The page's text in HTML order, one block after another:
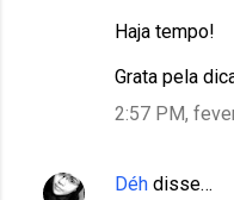
Haja tempo!
Grata pela
2:57 PM,
Déh disse…